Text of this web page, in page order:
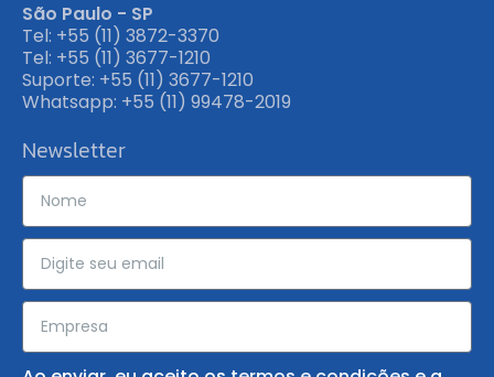
São Paulo - SP
Tel: +55 (11) 3872-3370
Tel: +55 (11) 3677-1210
Suporte: +55 (11) 3677-1210
Whatsapp: +55 (11) 99478-2019
Newsletter